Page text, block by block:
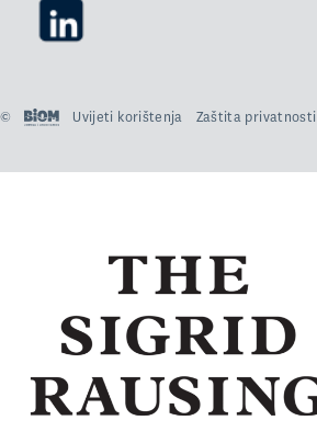
© Uvijeti korištenja Zaštita privatnosti